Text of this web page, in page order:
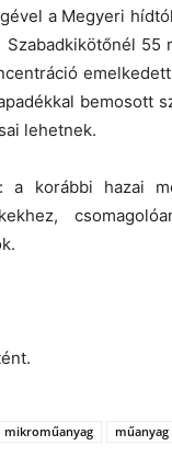
a Megyeri
55
bemosott
lehetnek.
a korábbi hazai
mikroműanyag műanyag